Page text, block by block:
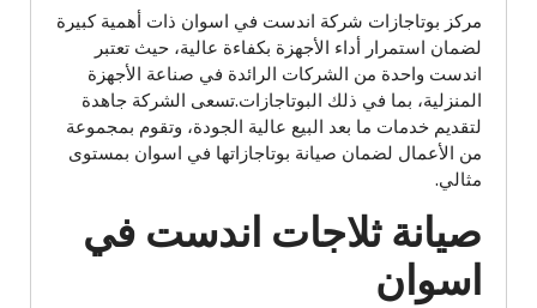
مركز بوتاجازات شركة اندست في اسوان ذات أهمية كبيرة
لضمان استمرار أداء الأجهزة بكفاءة عالية، حيث تعتبر
اندست واحدة من الشركات الرائدة في صناعة الأجهزة
المنزلية، بما في ذلك البوتاجازات.تسعى الشركة جاهدة
لتقديم خدمات ما بعد البيع عالية الجودة، وتقوم بمجموعة
من الأعمال لضمان صيانة بوتاجازاتها في اسوان بمستوى
مثالي.
صيانة ثلاجات اندست في
اسوان